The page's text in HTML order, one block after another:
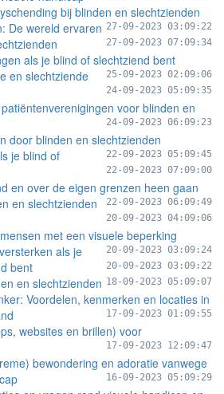
bij blinden en slechtzienden
27-09-2023 03:09:22
De wereld ervaren
27-09-2023 07:09:34
als je blind of slechtziend bent
25-09-2023 02:09:06
en slechtziende
24-09-2023 05:09:35
voor blinden en
24-09-2023 06:09:23
door blinden en slechtzienden
22-09-2023 05:09:45
je blind of
22-09-2023 07:09:00
en over de eigen grenzen heen gaan
22-09-2023 06:09:49
en slechtzienden
20-09-2023 04:09:06
met een visuele beperking
20-09-2023 03:09:24
als je
bent
20-09-2023 03:09:22
en slechtzienden 18-09-2023 05:09:07
Voordelen, kenmerken en locaties in
17-09-2023 01:09:55
websites en brillen) voor
17-09-2023 12:09:47
bewondering en adoratie vanwege
16-09-2023 05:09:29